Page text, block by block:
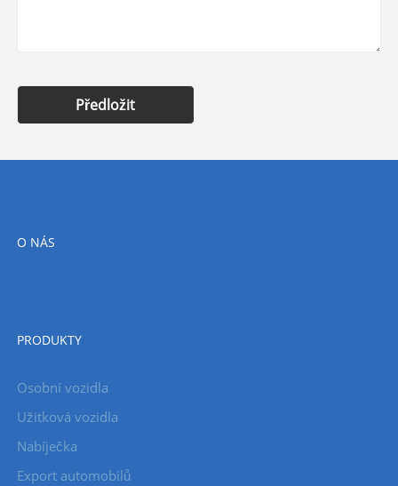
Předložit
O NÁS
PRODUKTY
Osobní vozidla
Užitková vozidla
Nabíječka
Export automobilů